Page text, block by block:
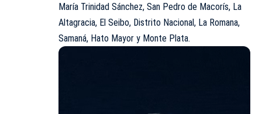
María Trinidad Sánchez, San Pedro de Macorís, La
Altagracia, El Seibo, Distrito Nacional, La Romana,
Samaná, Hato Mayor y Monte Plata.